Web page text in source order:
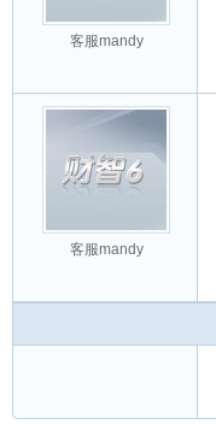
客服mandy
客服mandy